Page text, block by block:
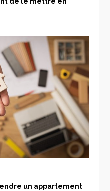
un appartement